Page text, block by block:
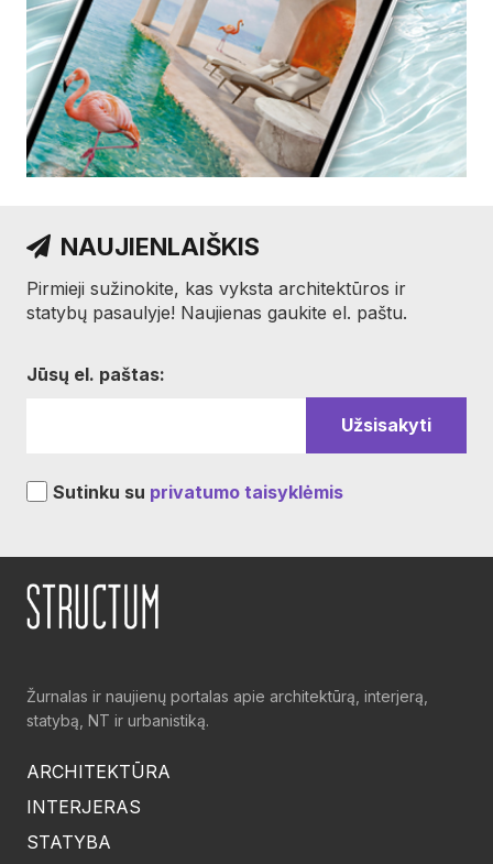
NAUJIENLAIŠKIS
Pirmieji sužinokite, kas vyksta architektūros ir
statybų pasaulyje! Naujienas gaukite el. paštu.
Jūsų el. paštas:
Sutinku su privatumo taisyklėmis
Žurnalas ir naujienų portalas apie architektūrą, interjerą,
statybą, NT ir urbanistiką.
ARCHITEKTŪRA
INTERJERAS
STATYBA